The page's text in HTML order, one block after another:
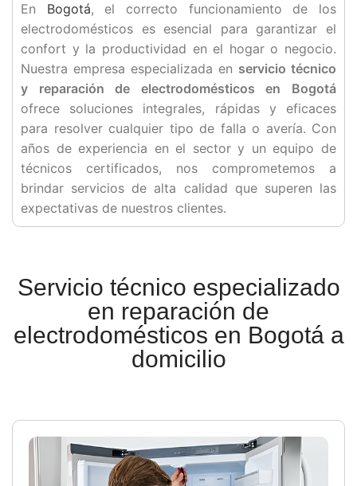
En Bogotá, el correcto funcionamiento de los
electrodomésticos es esencial para garantizar el
confort y la productividad en el hogar o negocio.
Nuestra empresa especializada en servicio técnico
y reparación de electrodomésticos en Bogotá
ofrece soluciones integrales, rápidas y eficaces
para resolver cualquier tipo de falla o avería. Con
años de experiencia en el sector y un equipo de
técnicos certificados, nos comprometemos a
brindar servicios de alta calidad que superen las
expectativas de nuestros clientes.
Servicio técnico especializado
en reparación de
electrodomésticos en Bogotá a
domicilio